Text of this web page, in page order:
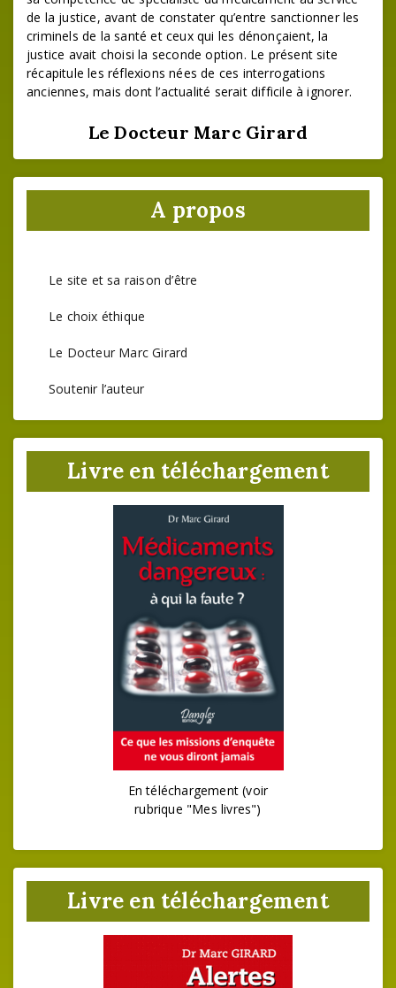
de la justice, avant de constater qu’entre sanctionner les
criminels de la santé et ceux qui les dénonçaient, la
justice avait choisi la seconde option. Le présent site
récapitule les réflexions nées de ces interrogations
anciennes, mais dont l’actualité serait difficile à ignorer.
Le Docteur Marc Girard
A propos
Le site et sa raison d’être
Le choix éthique
Le Docteur Marc Girard
Soutenir l’auteur
Livre en téléchargement
En téléchargement (voir
rubrique "Mes livres")
Livre en téléchargement